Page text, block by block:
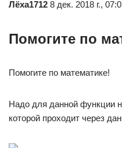
Лёха1712 8 дек. 2018 г.,
Помогите по
Помогите по математике!
Надо для данной функции
которой проходит через